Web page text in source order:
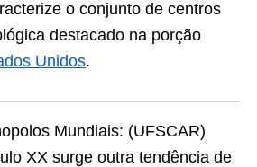
o conjunto de centros
destacado na porção
Unidos.
Mundiais: (UFSCAR)
XX surge outra tendência de